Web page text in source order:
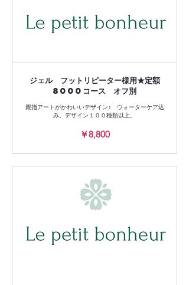
ジェル フットリピーター様用★定額
8000コース オフ別
親指アートがかわいいデザイン♪ ウォーターケア込
み。デザイン１００種類以上。
￥8,800